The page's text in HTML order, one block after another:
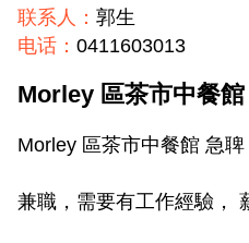
联系人： 郭生
电话： 0411603013
Morley 區茶市中餐
Morley 區茶市中餐館 急聛
兼職，需要有工作經驗，